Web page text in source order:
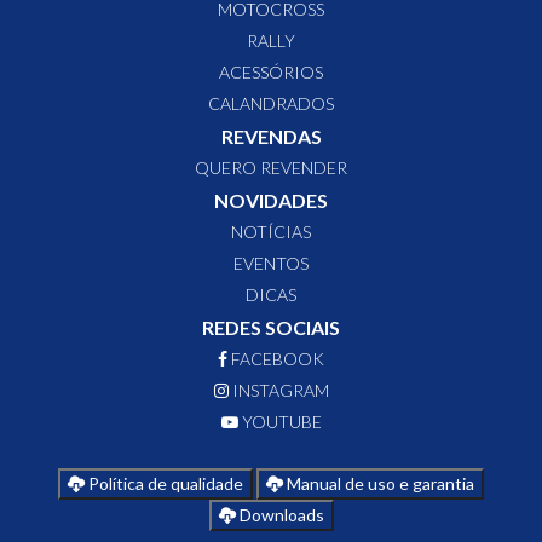
MOTOCROSS
RALLY
ACESSÓRIOS
CALANDRADOS
REVENDAS
QUERO REVENDER
NOVIDADES
NOTÍCIAS
EVENTOS
DICAS
REDES SOCIAIS
FACEBOOK
INSTAGRAM
YOUTUBE
Política de qualidade
Manual de uso e garantia
Downloads